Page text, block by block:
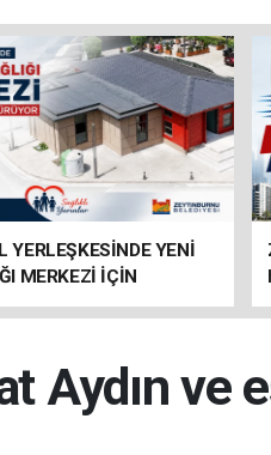
YERLEŞKESİNDE YENİ
MERKEZİ İÇİN
SÜRÜYOR
Aydın ve